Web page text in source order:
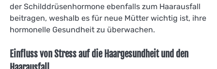
der Schilddrüsenhormone ebenfalls zum Haarausfall
beitragen, weshalb es für neue Mütter wichtig ist, ihre
hormonelle Gesundheit zu überwachen.
Einfluss von Stress auf die Haargesundheit und den